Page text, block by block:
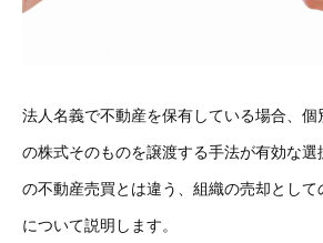
法人名義で不動産を保有している場合、
の株式そのものを譲渡する手法が有効な選
の不動産売買とは違う、組織の売却とし
について説明します。